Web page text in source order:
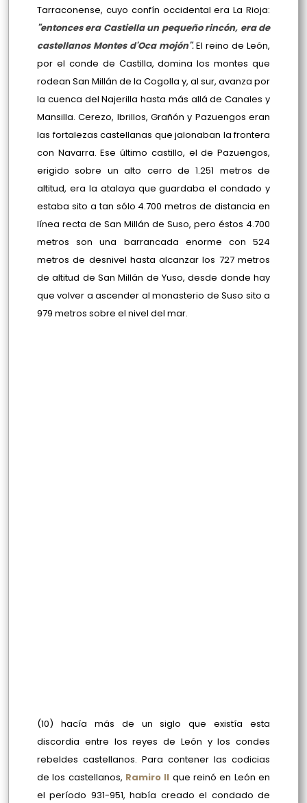
Tarraconense, cuyo confín occidental era La Rioja:
"entonces era Castiella un pequeño rincón, era de
castellanos Montes d'Oca mojón".El reino de León,
por el conde de Castilla, domina los montes que
rodean San Millán de la Cogolla y, al sur, avanza por
la cuenca del Najerilla hasta más allá de Canales y
Mansilla. Cerezo, Ibrillos, Grañón y Pazuengos eran
las fortalezas castellanas que jalonaban la frontera
con Navarra. Ese último castillo, el de Pazuengos,
erigido sobre un alto cerro de 1.251 metros de
altitud, era la atalaya que guardaba el condado y
estaba sito a tan sólo 4.700 metros de distancia en
línea recta de San Millán de Suso, pero éstos 4.700
metros son una barrancada enorme con 524
metros de desnivel hasta alcanzar los 727 metros
de altitud de San Millán de Yuso, desde donde hay
que volver a ascender al monasterio de Suso sito a
979 metros sobre el nivel del mar.
(10) hacía más de un siglo que existía esta
discordia entre los reyes de León y los condes
rebeldes castellanos. Para contener las codicias
de los castellanos, Ramiro II que reinó en León en
el período 931-951, había creado el condado de